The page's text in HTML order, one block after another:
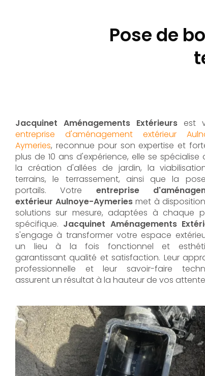
Pose de
Jacquinet Aménagements Extérieurs est
entreprise d'aménagement extérieur
Aymeries, reconnue pour son expertise et
plus de 10 ans d'expérience, elle se spécialise
la création d'allées de jardin, la
terrains, le terrassement, ainsi que la
portails. Votre entreprise
extérieur Aulnoye-Aymeries met à
solutions sur mesure, adaptées à chaque
spécifique. Jacquinet Aménagements
s'engage à transformer votre espace
un lieu à la fois fonctionnel et
garantissant qualité et satisfaction. Leur
professionnelle et leur savoir-faire
assurent un résultat à la hauteur de vos